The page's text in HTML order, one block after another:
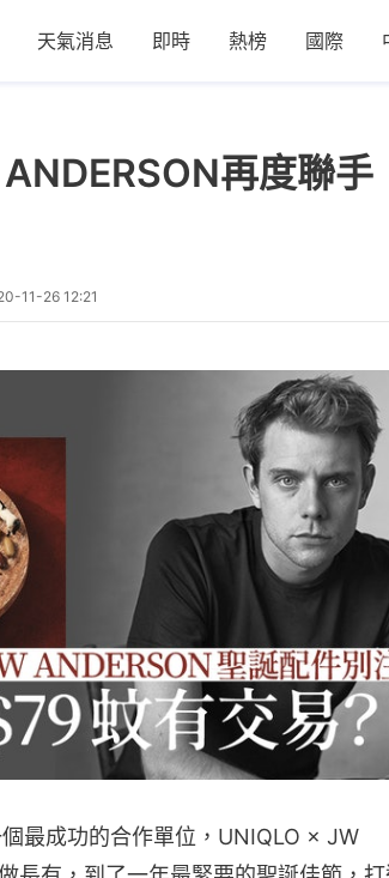
天氣消息 即時 熱榜 國際
再度聯
11-26 12:21
最成功的合作單位，UNIQLO × JW